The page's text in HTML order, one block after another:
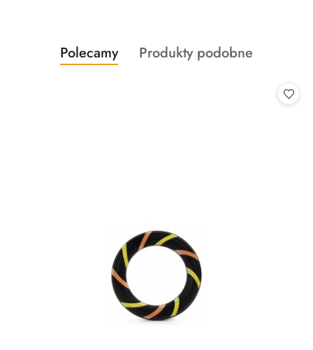
Pomiń karuzelę produktów
Produkty
o
Polecamy
Produkty
Produkty podobne